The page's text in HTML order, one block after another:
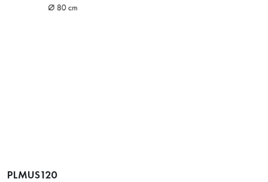
PLMUS120